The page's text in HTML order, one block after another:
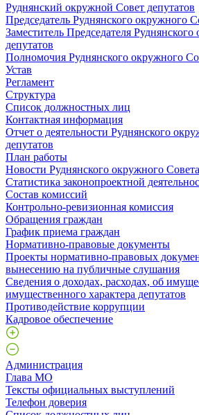
Руднянский окружной Совет депутатов
Председатель Руднянского окружного
Заместитель Председателя
депутатов
Полномочия Руднянского окружного
Устав
Регламент
Структура
Список должностных лиц
Контактная информация
Отчет о деятельности Руднянского
депутатов
План работы
Новости Руднянского окружного
Статистика законопроектной
Состав комиссий
Контрольно-ревизионная комиссия
Обращения граждан
График приема граждан
Нормативно-правовые документы
Проекты нормативно-правовых
вынесению на публичные слушания
Сведения о доходах, расходах, об
имущественного характера депутатов
Противодействие коррупции
Кадровое обеспечение
Администрация
Глава МО
Тексты официальных выступлений
Телефон доверия